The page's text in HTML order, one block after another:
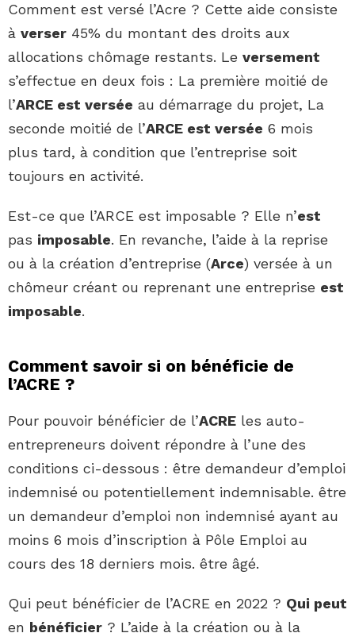
Comment est versé l’Acre ? Cette aide consiste
à verser 45% du montant des droits aux
allocations chômage restants. Le versement
s’effectue en deux fois : La première moitié de
l’ARCE est versée au démarrage du projet, La
seconde moitié de l’ARCE est versée 6 mois
plus tard, à condition que l’entreprise soit
toujours en activité.
Est-ce que l’ARCE est imposable ? Elle n’est
pas imposable. En revanche, l’aide à la reprise
ou à la création d’entreprise (Arce) versée à un
chômeur créant ou reprenant une entreprise est
imposable.
Comment savoir si on bénéficie de
l’ACRE ?
Pour pouvoir bénéficier de l’ACRE les auto-
entrepreneurs doivent répondre à l’une des
conditions ci-dessous : être demandeur d’emploi
indemnisé ou potentiellement indemnisable. être
un demandeur d’emploi non indemnisé ayant au
moins 6 mois d’inscription à Pôle Emploi au
cours des 18 derniers mois. être âgé.
Qui peut bénéficier de l’ACRE en 2022 ? Qui peut
en bénéficier ? L’aide à la création ou à la